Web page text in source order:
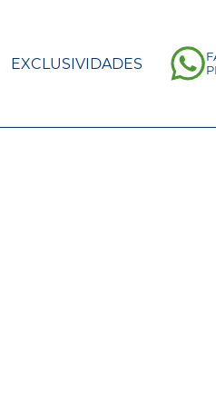
EXCLUSIVIDADES